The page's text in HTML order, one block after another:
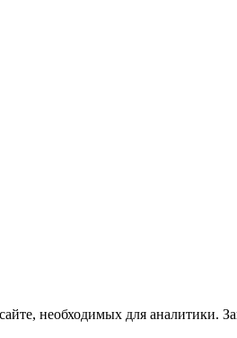
необходимых для аналитики.